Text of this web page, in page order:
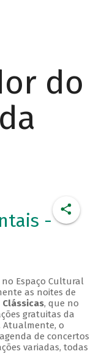
do
-
Espaço Cultural
as noites de
, que no
gratuitas da
Atualmente, o
de concertos
variadas, todas